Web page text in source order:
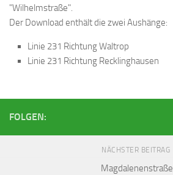
"Wilhelmstraße".
Der Download enthält die zwei Aushänge:
Linie 231 Richtung Waltrop
Linie 231 Richtung Recklinghausen
FOLGEN:
NÄCHSTER BEITRAG
Magdalenenstraße